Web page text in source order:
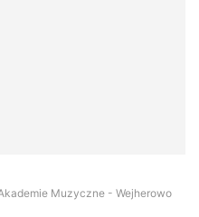
Muzyczne - Wejherowo